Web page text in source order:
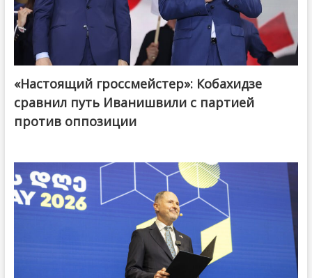
@ქართული ოცნება / Georgian Dream
«Настоящий гроссмейстер»: Кобахидзе
сравнил путь Иванишвили с партией
против оппозиции